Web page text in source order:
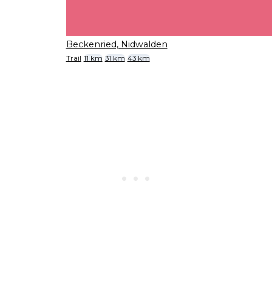
Beckenried, Nidwalden
Trail 11 km 31 km 43 km